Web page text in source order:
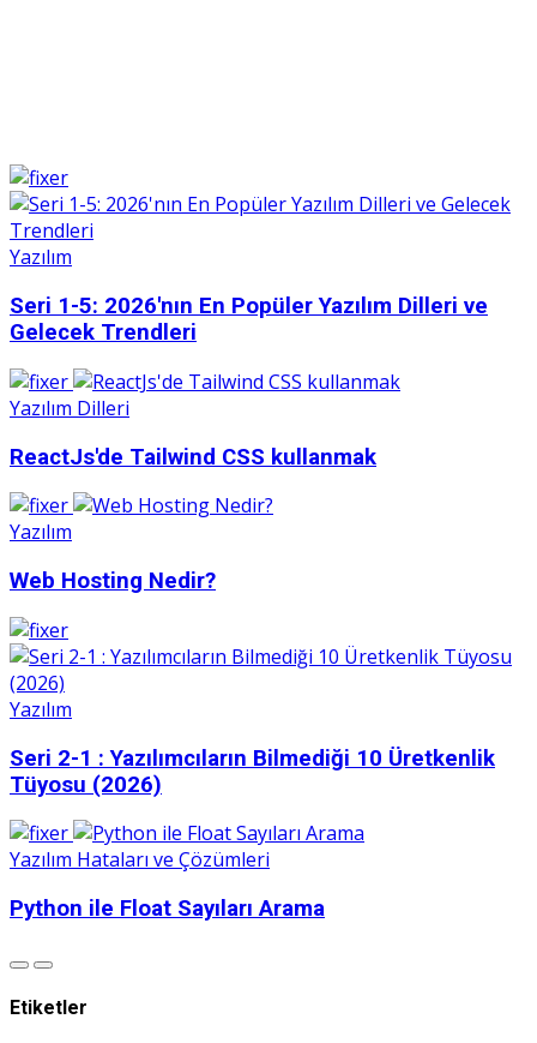
Yazılım
Seri 1-5: 2026'nın En Popüler Yazılım Dilleri ve
Gelecek Trendleri
Yazılım Dilleri
ReactJs'de Tailwind CSS kullanmak
Yazılım
Web Hosting Nedir?
Yazılım
Seri 2-1 : Yazılımcıların Bilmediği 10 Üretkenlik
Tüyosu (2026)
Yazılım Hataları ve Çözümleri
Python ile Float Sayıları Arama
Etiketler